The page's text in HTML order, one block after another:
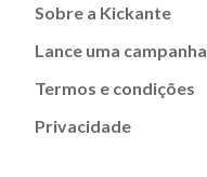
Sobre a Kickante
Lance uma campanha
Termos e condições
Privacidade